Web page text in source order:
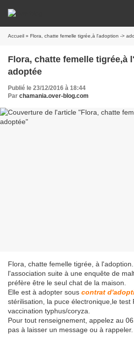
Accueil » Flora, chatte femelle tigrée,à l'adoption ->
Flora, chatte femelle tigrée,à
adoptée
Publié le 23/12/2016 à 18:44
Par chamania.over-blog.com
Flora, chatte femelle tigrée, à
l'association suite à une enquête de
préfère être le seul chat de la maison.
Elle est à adopter sous contrat
stérilisation, la puce électronique,le test
vaccination typhus/coryza.
Pour tout renseignement, appelez au
pas à laisser un message ou à rappeler.